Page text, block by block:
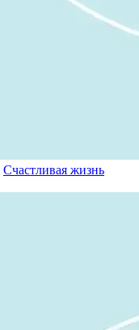
Счастливая жизнь